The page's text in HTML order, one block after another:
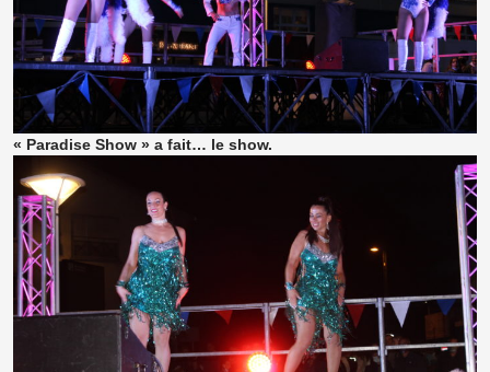
« Paradise Show » a fait… le show.